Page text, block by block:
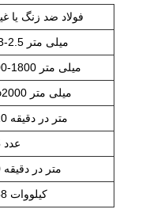
فولاد ضد زنگ یا
0.3-2.5 میلی متر
500-1800 میلی متر
≤φ2000 میلی متر
220 متر در دقیقه
35 عدد
20 متر در دقیقه
258 کیلووات